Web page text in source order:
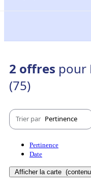
2 offres pour
(75)
Trier par Pertinence
Pertinence
Date
Afficher la carte